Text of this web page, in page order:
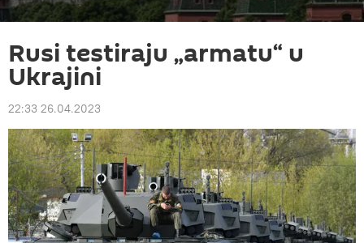
Rusi testiraju „armatu“ u
Ukrajini
22:33 26.04.2023